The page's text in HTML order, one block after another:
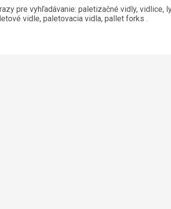
pre vyhľadávanie: paletizačné vidly, vidlice,
vidle, paletovacia vidla, pallet forks .